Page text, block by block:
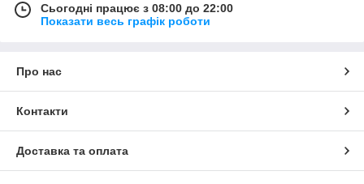
Сьогодні працює з 08:00 до 22:00
Показати весь графік роботи
Про нас
Контакти
Доставка та оплата